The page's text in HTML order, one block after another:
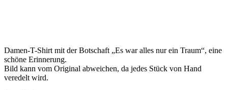
Damen-T-Shirt mit der Botschaft „Es war alles nur ein Traum“, eine
schöne Erinnerung.
Bild kann vom Original abweichen, da jedes Stück von Hand
veredelt wird.